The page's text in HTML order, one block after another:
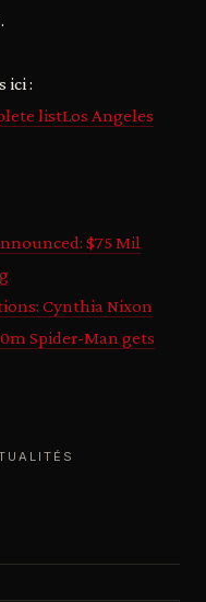
ici :
listLos Angeles
$75 Mil
Cynthia Nixon
Spider-Man gets